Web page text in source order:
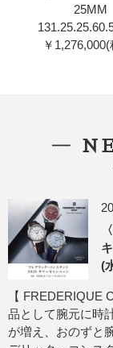
25MM
￥
―
(
【 FREDERIQUE
品として腕元に時
が増え、おのずと